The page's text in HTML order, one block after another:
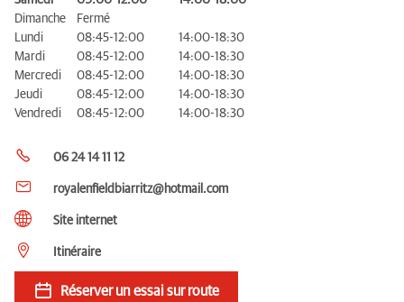
Dimanche
Fermé
Lundi
08:45-12:00
14:00-18:30
Mardi
08:45-12:00
14:00-18:30
Mercredi
08:45-12:00
14:00-18:30
Jeudi
08:45-12:00
14:00-18:30
Vendredi
08:45-12:00 14:00-18:30
06 24 14 11 12
royalenfieldbiarritz@hotmail.com
Site internet
Itinéraire
Réserver un essai sur route